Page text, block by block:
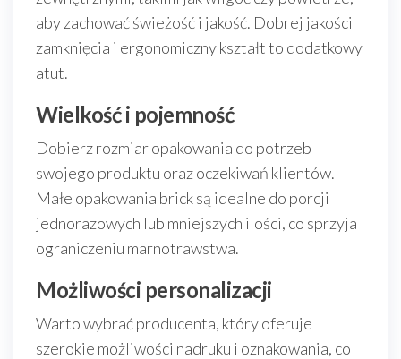
aby zachować świeżość i jakość. Dobrej jakości
zamknięcia i ergonomiczny kształt to dodatkowy
atut.
Wielkość i pojemność
Dobierz rozmiar opakowania do potrzeb
swojego produktu oraz oczekiwań klientów.
Małe opakowania brick są idealne do porcji
jednorazowych lub mniejszych ilości, co sprzyja
ograniczeniu marnotrawstwa.
Możliwości personalizacji
Warto wybrać producenta, który oferuje
szerokie możliwości nadruku i oznakowania, co